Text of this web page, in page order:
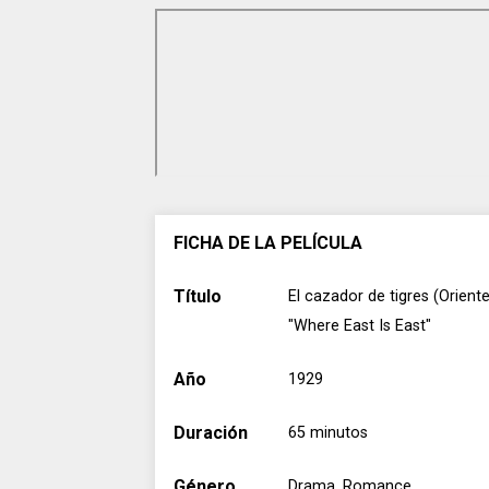
FICHA DE LA PELÍCULA
Título
El cazador de tigres
"Where East Is East"
Año 1929
Duración 65 minutos